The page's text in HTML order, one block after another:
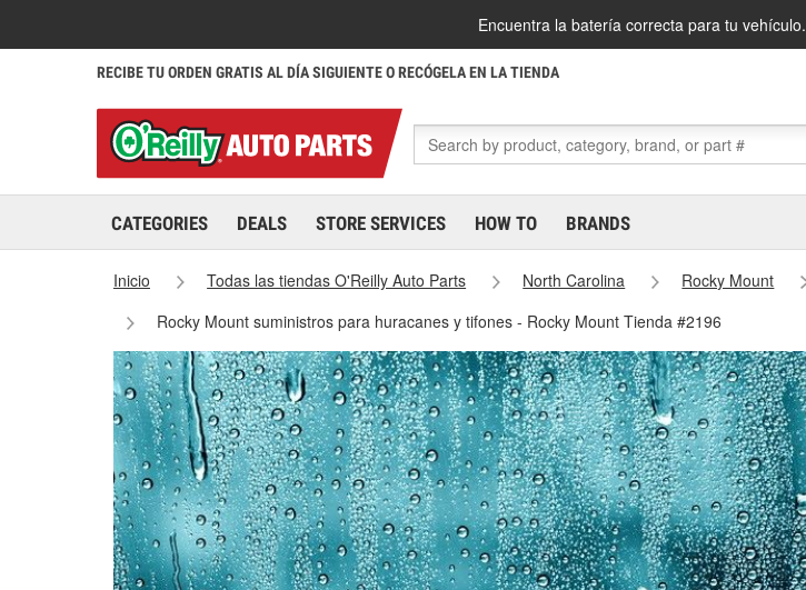
Encuentra la batería correcta para tu vehículo.
RECIBE TU ORDEN GRATIS AL DÍA SIGUIENTE O RECÓGELA EN LA TIENDA
CATEGORIES DEALS STORE SERVICES HOW TO BRANDS
Inicio Todas las tiendas O'Reilly Auto Parts North Carolina Rocky Mount
Rocky Mount suministros para huracanes y tifones - Rocky Mount Tienda #2196